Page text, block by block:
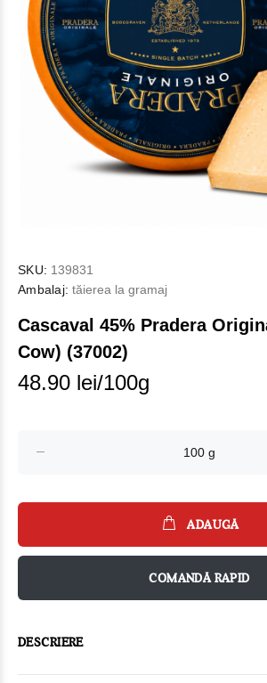
SKU: 139831
Ambalaj: tăierea la gramaj
Cascaval 45% Pradera
Cow) (37002)
48.90 lei/100g
ADAUGĂ
COMANDĂ RAPID
DESCRIERE